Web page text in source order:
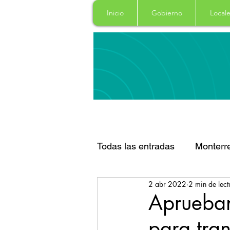
Inicio Gobierno
Todas las entradas
Santa Catarina San
2 abr 2022 2 min de